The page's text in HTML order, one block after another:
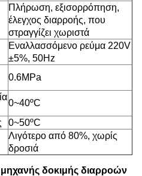
Πλήρωση, εξισορρόπηση,
έλεγχος διαρροής, που
στραγγίζει χωριστά
Εναλλασσόμενο ρεύμα 220V
±5%, 50Hz
0.6MPa
0~40ºC
0~50ºC
Λιγότερο από 80%, χωρίς
δροσιά
δοκιμής διαρροών